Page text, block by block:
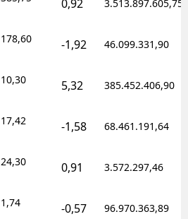
0,92 3.513.897.605,75
178,60 -1,92 46.099.331,90
10,30 5,32 385.452.406,90
17,42 -1,58 68.461.191,64
24,30 0,91 3.572.297,46
1,74 -0,57 96.970.363,89